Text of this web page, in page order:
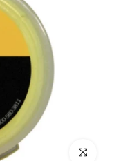
Klikk for å